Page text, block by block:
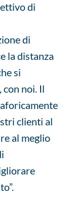
di
di
la distanza
si
noi. Il
clienti al
al meglio